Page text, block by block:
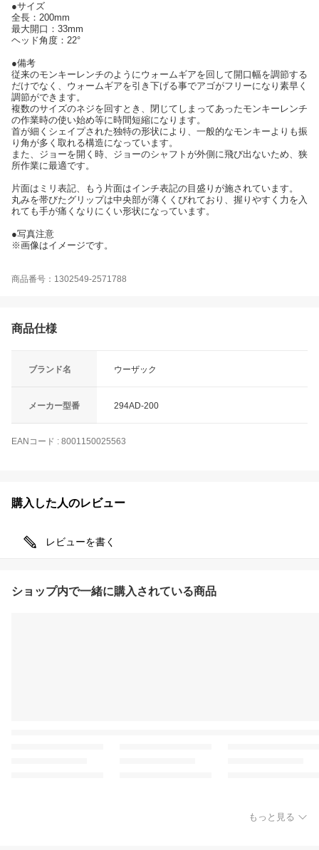
●サイズ
全長：200mm
最大開口：33mm
ヘッド角度：22°
●備考
従来のモンキーレンチのようにウォームギアを回して開口幅を調節する
だけでなく、ウォームギアを引き下げる事でアゴがフリーになり素早く
調節ができます。
複数のサイズのネジを回すとき、閉じてしまってあったモンキーレンチ
の作業時の使い始め等に時間短縮になります。
首が細くシェイプされた独特の形状により、一般的なモンキーよりも振
り角が多く取れる構造になっています。
また、ジョーを開く時、ジョーのシャフトが外側に飛び出ないため、狭
所作業に最適です。
片面はミリ表記、もう片面はインチ表記の目盛りが施されています。
丸みを帯びたグリップは中央部が薄くくびれており、握りやすく力を入
れても手が痛くなりにくい形状になっています。
●写真注意
※画像はイメージです。
商品番号：1302549-2571788
商品仕様
ブランド名 ウーザック
メーカー型番 294AD-200
EANコード : 8001150025563
購入した人のレビュー
レビューを書く
ショップ内で一緒に購入されている商品
もっと見る